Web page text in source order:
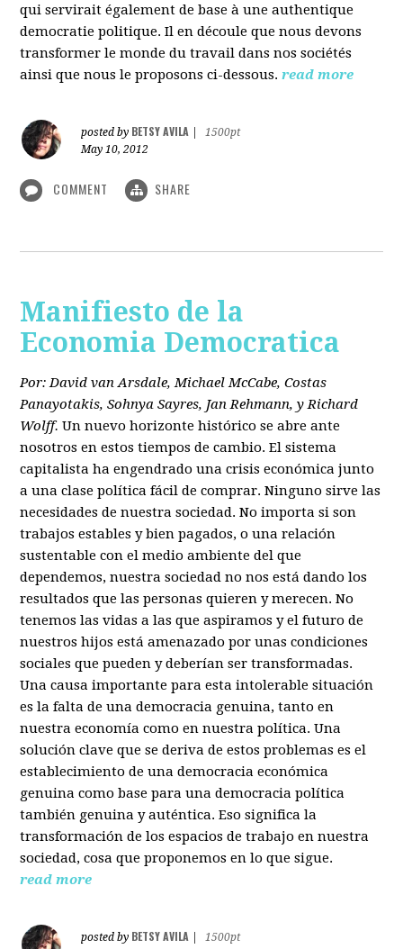
qui servirait également de base à une authentique
democratie politique. Il en découle que nous devons
transformer le monde du travail dans nos sociétés
ainsi que nous le proposons ci-dessous. read more
posted by BETSY AVILA
1500pt
May 10, 2012
COMMENT SHARE
Manifiesto de la
Economia Democratica
Por: David van Arsdale, Michael McCabe, Costas
Panayotakis, Sohnya Sayres, Jan Rehmann, y Richard
Wolff. Un nuevo horizonte histórico se abre ante
nosotros en estos tiempos de cambio. El sistema
capitalista ha engendrado una crisis económica junto
a una clase política fácil de comprar. Ninguno sirve las
necesidades de nuestra sociedad. No importa si son
trabajos estables y bien pagados, o una relación
sustentable con el medio ambiente del que
dependemos, nuestra sociedad no nos está dando los
resultados que las personas quieren y merecen. No
tenemos las vidas a las que aspiramos y el futuro de
nuestros hijos está amenazado por unas condiciones
sociales que pueden y deberían ser transformadas.
Una causa importante para esta intolerable situación
es la falta de una democracia genuina, tanto en
nuestra economía como en nuestra política. Una
solución clave que se deriva de estos problemas es el
establecimiento de una democracia económica
genuina como base para una democracia política
también genuina y auténtica. Eso significa la
transformación de los espacios de trabajo en nuestra
sociedad, cosa que proponemos en lo que sigue.
read more
posted by BETSY AVILA
1500pt